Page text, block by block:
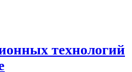
технологий